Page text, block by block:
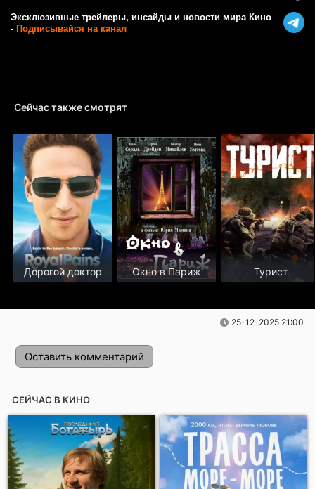
Эксклюзивные трейлеры, инсайды и новости мира Кино
- Подписывайся на канал
Сейчас также смотрят
Дорогой доктор Окно в Париж Турист
25-12-2025 21:00
Оставить комментарий
СЕЙЧАС В КИНО